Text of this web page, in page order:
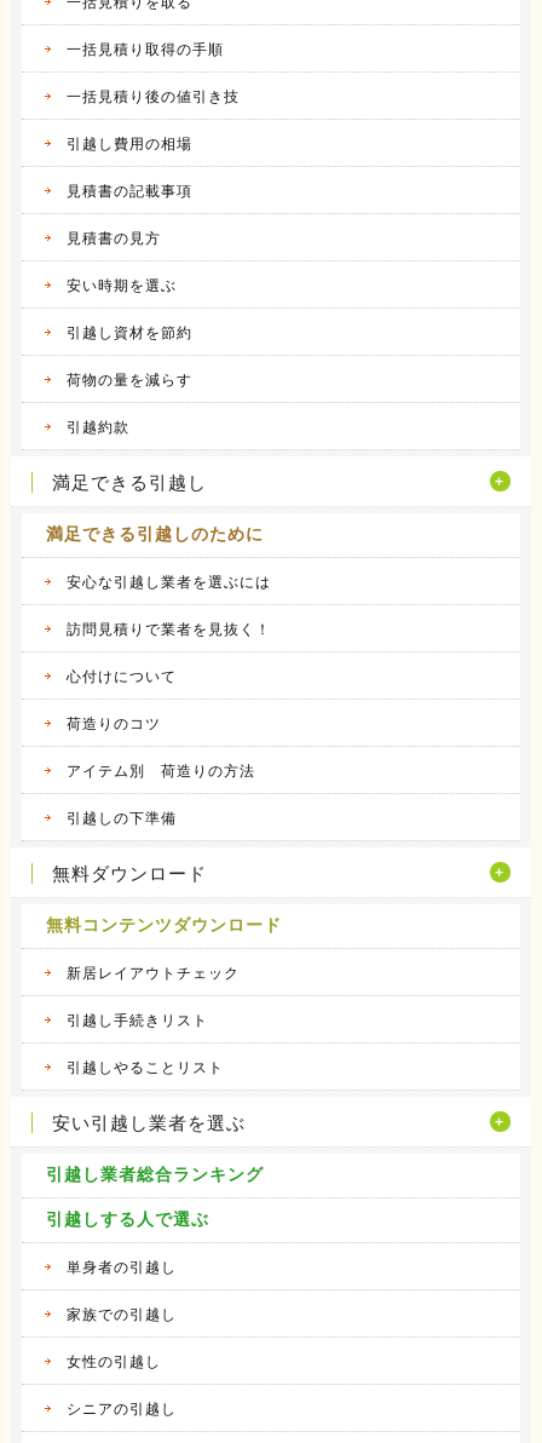
2016.04.14
アート引越センターの体験談
私は、仕事の関係で人事異動があり、同じ県内
アーク引越しセンターの体験談
2016.04.14
ヤマトホームコンビニエンスの体験談
一括見積り取得の手順
一括見積り後の値引き技
引越し費用の相場
見積書の記載事項
見積書の見方
安い時期を選ぶ
引越し資材を節約
荷物の量を減らす
引越約款
満足できる引越し
満足できる引越しのために
安心な引越し業者を選ぶには
訪問見積りで業者を見抜く！
心付けについて
荷造りのコツ
アイテム別 荷造りの方法
引越しの下準備
無料ダウンロード
無料コンテンツダウンロード
新居レイアウトチェック
引越し手続きリスト
引越しやることリスト
安い引越し業者を選ぶ
引越し業者総合ランキング
引越しする人で選ぶ
単身者の引越し
家族での引越し
女性の引越し
シニアの引越し